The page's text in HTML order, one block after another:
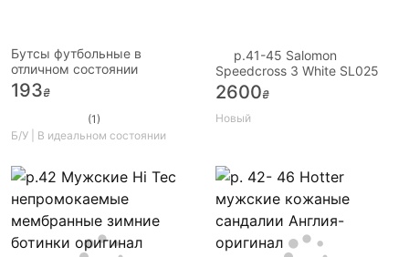
Бутсы футбольные в
отличном состоянии
193₴
(1)
Б/У | В идеальном состоянии
p.41-45 Salomon
Speedcross 3 White SL025
2600₴
Новый